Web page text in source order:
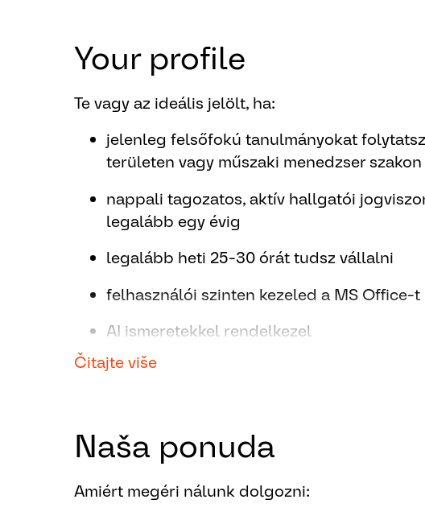
Your profile
Te vagy az ideális jelölt, ha:
jelenleg felsőfokú tanulmányokat
területen vagy műszaki menedzser szakon
nappali tagozatos, aktív hallgatói
legalább egy évig
legalább heti 25-30 órát tudsz vállalni
felhasználói szinten kezeled a MS Office-t
AI ismeretekkel rendelkezel
előny, ha középfokú angol és/vagy német
jó kommunikációs készséggel rendelkezel
Čitajte više
Naša ponuda
Amiért megéri nálunk dolgozni: